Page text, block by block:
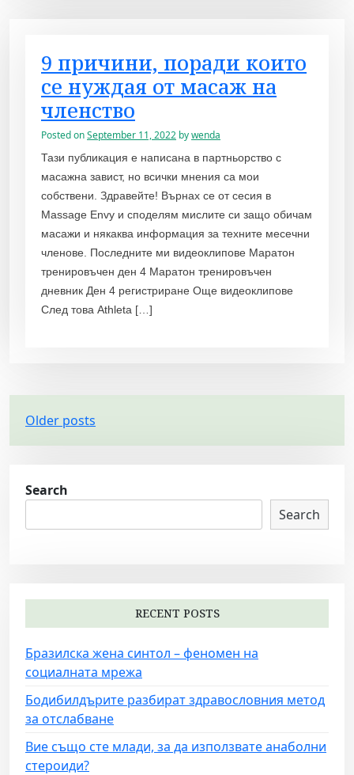
9 причини, поради които
се нуждая от масаж на
членство
Posted onSeptember 11, 2022 bywenda
Тази публикация е написана в партньорство с
масажна завист, но всички мнения са мои
собствени. Здравейте! Върнах се от сесия в
Massage Envy и споделям мислите си защо обичам
масажи и някаква информация за техните месечни
членове. Последните ми видеоклипове Маратон
тренировъчен ден 4 Маратон тренировъчен
дневник Ден 4 регистриране Още видеоклипове
След това Athleta […]
P
o
t
g
a
t
i
o
n
Older posts
Search
Search
RECENT POSTS
Бразилска жена синтол – феномен на
социалната мрежа
Бодибилдърите разбират здравословния метод
за отслабване
Вие също сте млади, за да използвате анаболни
стероиди?